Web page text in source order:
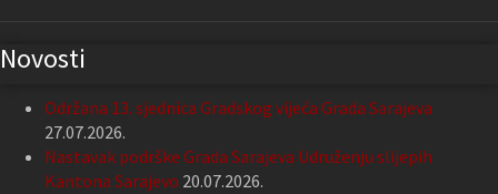
Novosti
Održana 13. sjednica Gradskog vijeća Grada Sarajeva
27.07.2026.
Nastavak podrške Grada Sarajeva Udruženju slijepih
Kantona Sarajevo 20.07.2026.